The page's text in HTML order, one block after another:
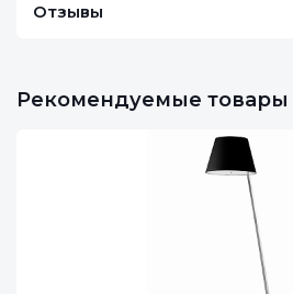
Отзывы
Рекомендуемые товары